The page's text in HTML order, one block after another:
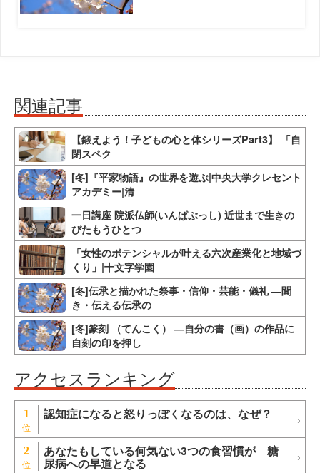
関連記事
【鍛えよう！子どもの心と体シリーズPart3】 「自
閉スペク
[冬]『平家物語』の世界を遊ぶ|中央大学クレセント
アカデミー|清
一日講座 院派仏師(いんぱぶっし) 近世まで生きの
びたもうひとつ
「女性のポテンシャルが叶える六次産業化と地域づ
くり」|十文字学園
[冬]伝承と描かれた祭事・信仰・芸能・儀礼 ―聞
き・伝える伝承の
[冬]篆刻 （てんこく） ―自分の書（画）の作品に
自刻の印を押し
アクセスランキング
1 認知症になると怒りっぽくなるのは、なぜ？
2 あなたもしている何気ない3つの食習慣が 糖
尿病への早道となる